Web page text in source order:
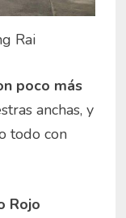
Rai
poco más
anchas, y
todo con
Rojo